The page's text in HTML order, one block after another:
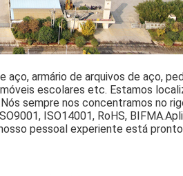
aço, armário de arquivos de aço,
escolares etc. Estamos
Nós sempre nos concentramos no
ISO14001, RoHS, BIFMA.
pessoal experiente está